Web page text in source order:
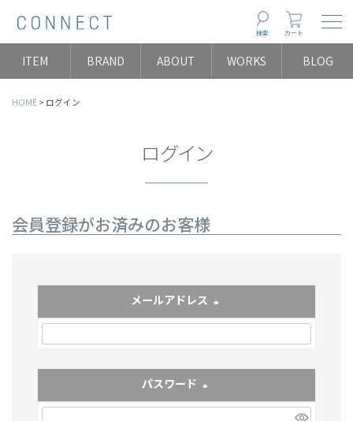
検索 カート
ITEM BRAND ABOUT WORKS BLOG
HOME ログイン
ログイン
会員登録がお済みのお客様
メールアドレス
(必須)
パスワード
(必須)